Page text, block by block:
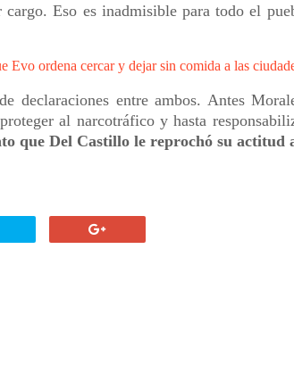
cargo. Eso es inadmisible para todo el
Evo ordena cercar y dejar sin comida a las
declaraciones entre ambos. Antes
al narcotráfico y hasta
que Del Castillo le reprochó su actitud